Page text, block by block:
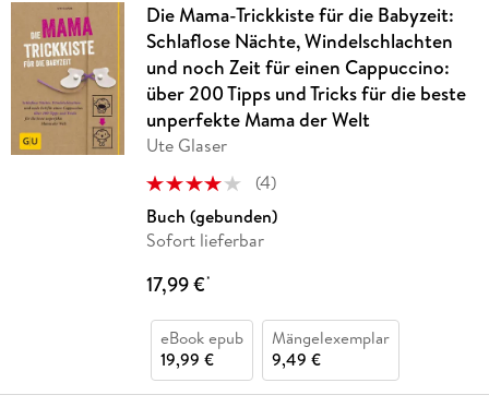
Die Mama-Trickkiste für die Babyzeit:
Schlaflose Nächte, Windelschlachten
und noch Zeit für einen Cappuccino:
über 200 Tipps und Tricks für die beste
unperfekte Mama der Welt
Ute Glaser
(4)
Buch (gebunden)
Sofort lieferbar
17,99 €*
eBook epub
19,99 €
Mängelexemplar
9,49 €